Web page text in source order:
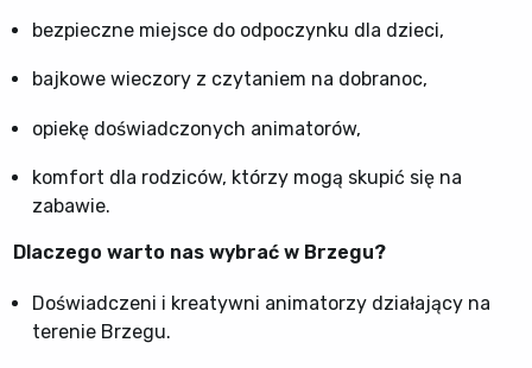
bezpieczne miejsce do odpoczynku dla dzieci,
bajkowe wieczory z czytaniem na dobranoc,
opiekę doświadczonych animatorów,
komfort dla rodziców, którzy mogą skupić się na
zabawie.
Dlaczego warto nas wybrać w Brzegu?
Doświadczeni i kreatywni animatorzy działający na
terenie Brzegu.